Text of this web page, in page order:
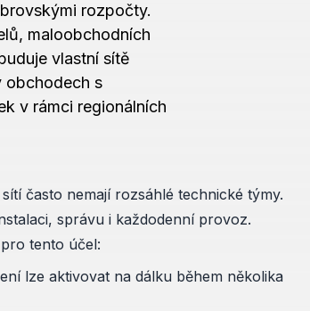
rozpočty.
maloobchodních
vlastní sítě
obchodech s
v rámci regionálních
často nemají rozsáhlé technické týmy.
správu i každodenní provoz.
tento účel:
lze aktivovat na dálku během několika